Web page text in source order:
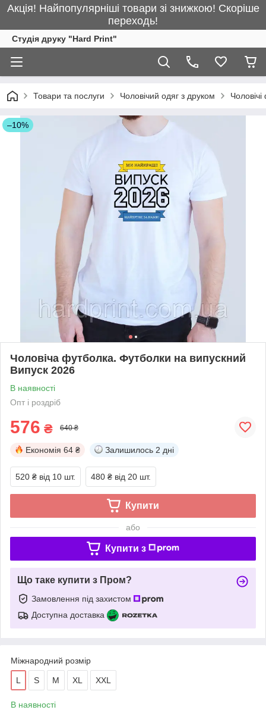
Акція! Найпопулярніші товари зі знижкою! Скоріше
переходь!
Студія друку "Hard Print"
Товари та послуги Чоловічий одяг з друком
–10%
Чоловіча футболка. Футболки на випускний
Випуск 2026
В наявності
Опт і роздріб
576 ₴ 640 ₴
Економія 64 ₴ Залишилось 2 дні
520 ₴ від 10 шт. 480 ₴ від 20 шт.
Купити
або
Купити з
Що таке купити з Пром?
Замовлення під захистом
Доступна доставка
Міжнародний розмір
L S M XL XXL
В наявності